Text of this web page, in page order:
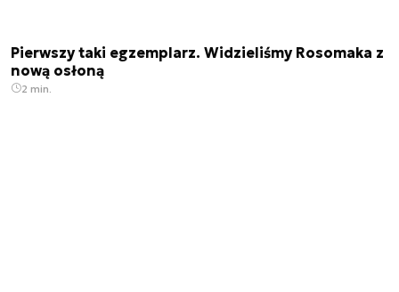
Pierwszy taki egzemplarz. Widzieliśmy Rosomaka z
nową osłoną
2 min.